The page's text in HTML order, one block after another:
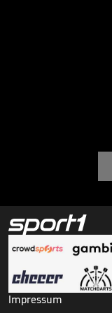
Impressum